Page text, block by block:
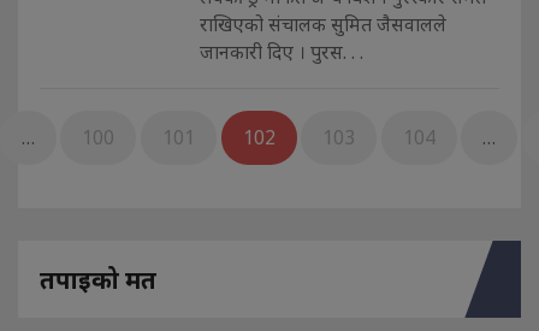
राखिएको संचालक सुमित जैसवालले
जानकारी दिए । पुरस. . .
… 100 101 102 103 104 …
तपाइको मत